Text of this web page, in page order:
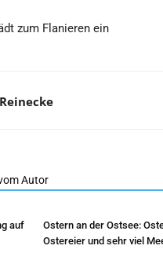
zum Flanieren ein
Autor
auf
Ostern an der Ostsee:
Ostereier und sehr viel